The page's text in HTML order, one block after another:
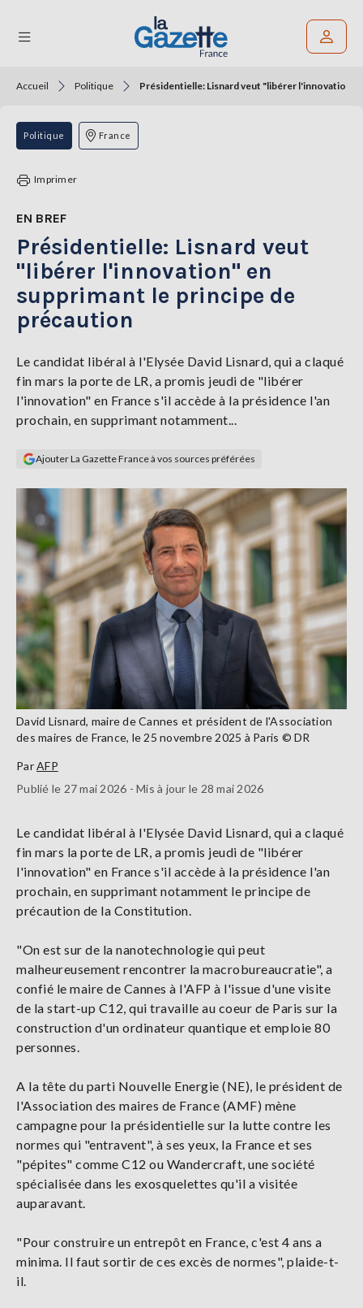
THÉMATIQUES
RÉGIONS
TENDANCES
SERVICES
LA
GAZETTE
connecter
Accueil Politique Présidentielle: Lisnard veut "libérer l'innovation"
Politique France
Imprimer
EN BREF
Présidentielle: Lisnard veut
"libérer l'innovation" en
supprimant le principe de
précaution
Le candidat libéral à l'Elysée David Lisnard, qui a claqué
fin mars la porte de LR, a promis jeudi de "libérer
l'innovation" en France s'il accède à la présidence l'an
prochain, en supprimant notamment...
Ajouter La Gazette France à vos sources préférées
David Lisnard, maire de Cannes et président de l'Association
des maires de France, le 25 novembre 2025 à Paris © DR
ParAFP
Publié le 27 mai 2026 - Mis à jour le 28 mai 2026
Le candidat libéral à l'Elysée David Lisnard, qui a claqué
fin mars la porte de LR, a promis jeudi de "libérer
l'innovation" en France s'il accède à la présidence l'an
prochain, en supprimant notamment le principe de
précaution de la Constitution.
"On est sur de la nanotechnologie qui peut
malheureusement rencontrer la macrobureaucratie", a
confié le maire de Cannes à l'AFP à l'issue d'une visite
de la start-up C12, qui travaille au coeur de Paris sur la
construction d'un ordinateur quantique et emploie 80
personnes.
A la tête du parti Nouvelle Energie (NE), le président de
l'Association des maires de France (AMF) mène
campagne pour la présidentielle sur la lutte contre les
normes qui "entravent", à ses yeux, la France et ses
"pépites" comme C12 ou Wandercraft, une société
spécialisée dans les exosquelettes qu'il a visitée
auparavant.
"Pour construire un entrepôt en France, c'est 4 ans a
minima. Il faut sortir de ces excès de normes", plaide-t-
il.